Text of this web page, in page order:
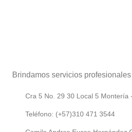
Brindamos servicios
Cra 5 No. 29 30 Local 5 Montería
Teléfono: (+57)310 471 3544